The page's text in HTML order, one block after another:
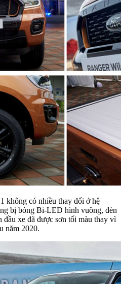
không có nhiều thay đổi ở hệ
bị bóng Bi-LED hình vuông, đèn
đầu xe đã được sơn tối màu thay vì
năm 2020.